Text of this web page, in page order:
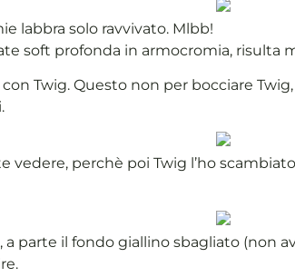
labbra solo ravvivato. Mlbb!
soft profonda in armocromia, risulta
Twig. Questo non per bocciare
vedere, perchè poi Twig l’ho
parte il fondo giallino sbagliato (non